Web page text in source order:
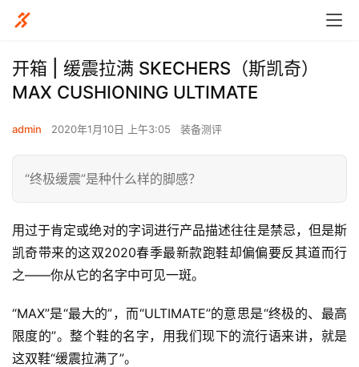
开箱 | 缓震拉满 SKECHERS（斯凯奇）
MAX CUSHIONING ULTIMATE
admin 2020年1月10日 上午3:05 装备测评
“终极缓震”是种什么样的脚感？
用过于肯定或绝对的字词进行产品描述往往是禁忌，但是斯
凯奇带来的这双2020春季最新款跑鞋却偏偏要反其道而行
之——你从它的名字中可见一斑。
“MAX”是“最大的”，而“ULTIMATE”的意思是“终极的、最高
限度的”。整个鞋的名字，用我们现下的流行语来讲，就是
这双鞋“缓震拉满了”。